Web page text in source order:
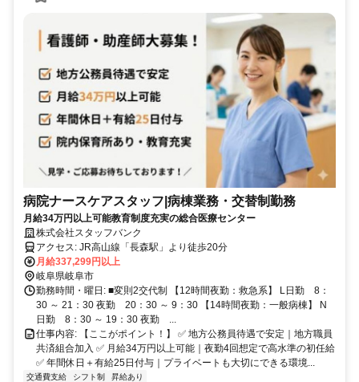
病院ナースケアスタッフ|病棟業務・交替制勤務
月給34万円以上可能教育制度充実の総合医療センター
株式会社スタッフバンク
アクセス: JR高山線「長森駅」より徒歩20分
月給337,299円以上
岐阜県岐阜市
勤務時間・曜日: ■変則2交代制 【12時間夜勤：救急系】 L日勤 8：
30 ～ 21：30 夜勤 20：30 ～ 9：30 【14時間夜勤：一般病棟】 N
日勤 8：30 ～ 19：30 夜勤 ...
仕事内容: 【ここがポイント！】 ✅ 地方公務員待遇で安定｜地方職員
共済組合加入 ✅ 月給34万円以上可能｜夜勤4回想定で高水準の初任給
✅ 年間休日＋有給25日付与｜プライベートも大切にできる環境...
交通費支給 シフト制 昇給あり